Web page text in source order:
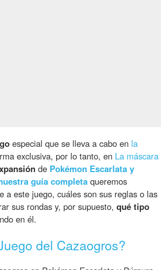
especial que se lleva a cabo en la
exclusiva, por lo tanto, en La máscara
de Pokémon Escarlata y
guía completa queremos
a este juego, cuáles son sus reglas o las
sus rondas y, por supuesto, qué tipo
en él.
del Cazaogros?